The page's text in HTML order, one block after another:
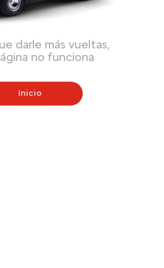
darle más vueltas,
no funciona
Inicio